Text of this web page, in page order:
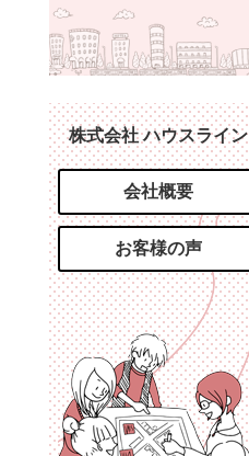
株式会社 ハウスライン
会社概要
お客様の声